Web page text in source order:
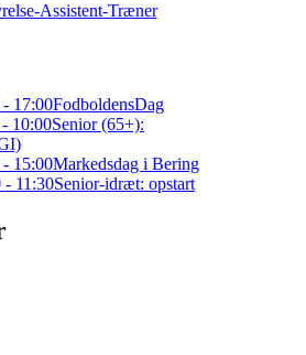
Assistent-Træner
17:00FodboldensDag
10:00Senior (65+):
15:00Markedsdag i Bering
- 11:30Senior-idræt: opstart